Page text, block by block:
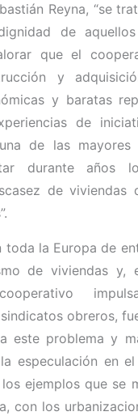
Reyna, “se
de
que el
y
y baratas
de
de las mayores
durante años
de viviendas
toda la Europa de
de viviendas y,
obreros,
este problema y
especulación en
ejemplos que se
con los